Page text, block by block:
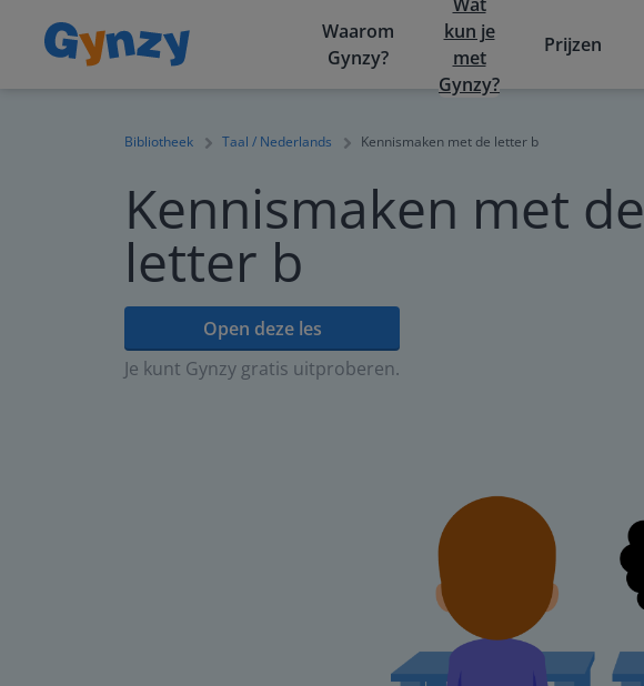
Waarom
Gynzy?
kun je
met
Gynzy?
Prijzen
Bibliotheek Taal / Nederlands Kennismaken met de letter b
Kennismaken met de
letter b
Open deze les
Je kunt Gynzy gratis uitproberen.